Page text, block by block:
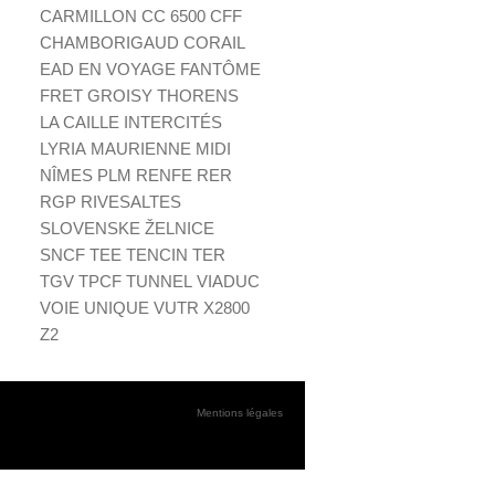
CARMILLON CC 6500 CFF
CHAMBORIGAUD CORAIL
EAD EN VOYAGE FANTÔME
FRET GROISY THORENS
LA CAILLE INTERCITÉS
LYRIA MAURIENNE MIDI
NÎMES PLM RENFE RER
RGP RIVESALTES
SLOVENSKE ŽELNICE
SNCF TEE TENCIN TER
TGV TPCF TUNNEL VIADUC
VOIE UNIQUE VUTR X2800
Z2
Mentions légales